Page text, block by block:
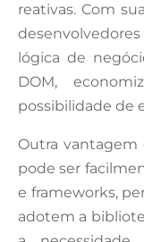
reativas. Com
lógica de
DOM,
possibilidade de
Outra vantagem
pode ser
e frameworks,
adotem a